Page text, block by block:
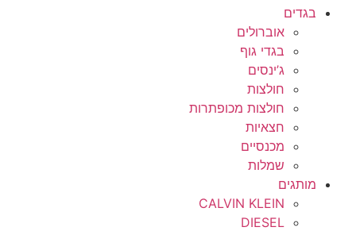
בגדים
אוברולים
בגדי גוף
ג’ינסים
חולצות
חולצות מכופתרות
חצאיות
מכנסיים
שמלות
מותגים
CALVIN KLEIN
DIESEL